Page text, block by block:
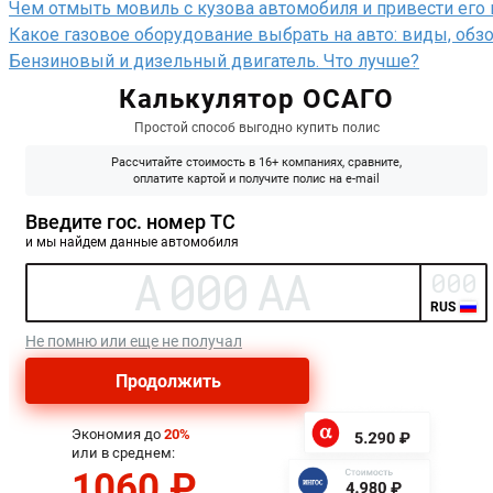
Чем отмыть мовиль с кузова автомобиля и привести
Какое газовое оборудование выбрать на авто: виды,
Бензиновый и дизельный двигатель. Что лучше?